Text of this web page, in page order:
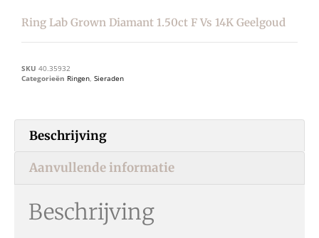
Ring Lab Grown Diamant 1.50ct F Vs 14K Geelgoud
SKU 40.35932
Categorieën Ringen, Sieraden
Beschrijving
Aanvullende informatie
Beschrijving